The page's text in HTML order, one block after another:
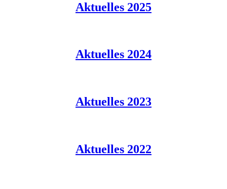
Aktuelles 2025
Aktuelles 2024
Aktuelles 2023
Aktuelles 2022